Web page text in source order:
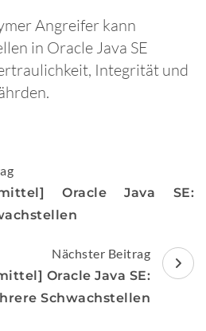
Angreifer kann
in Oracle Java SE
Integrität und
Oracle Java SE:
Nächster Beitrag
Oracle Java SE:
Schwachstellen